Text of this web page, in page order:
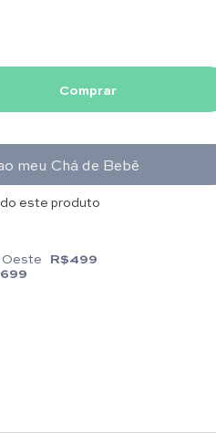
e Luvas - Trança - Rosa
para Touca e Luvas - Trança - Rosa
Comprar
meu Chá de Bebê
este produto
R$499